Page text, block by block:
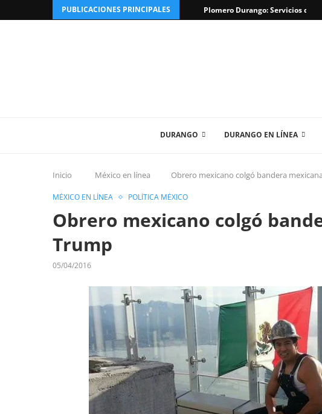
PUBLICACIONES PRINCIPALES Plomero Durango: Servicios de
DURANGO DURANGO EN LÍNEA
Inicio México en línea Obrero mexicano colgó bandera
MÉXICO EN LÍNEA POLÍTICA MÉXICO
Obrero mexicano colgó
Trump
05/04/2016